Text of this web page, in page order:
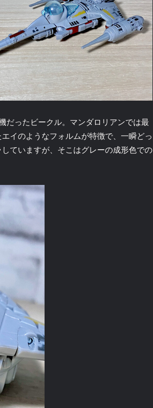
だったビークル。マンダロリアンでは最
イのようなフォルムが特徴で、一瞬どっ
ていますが、そこはグレーの成形色での